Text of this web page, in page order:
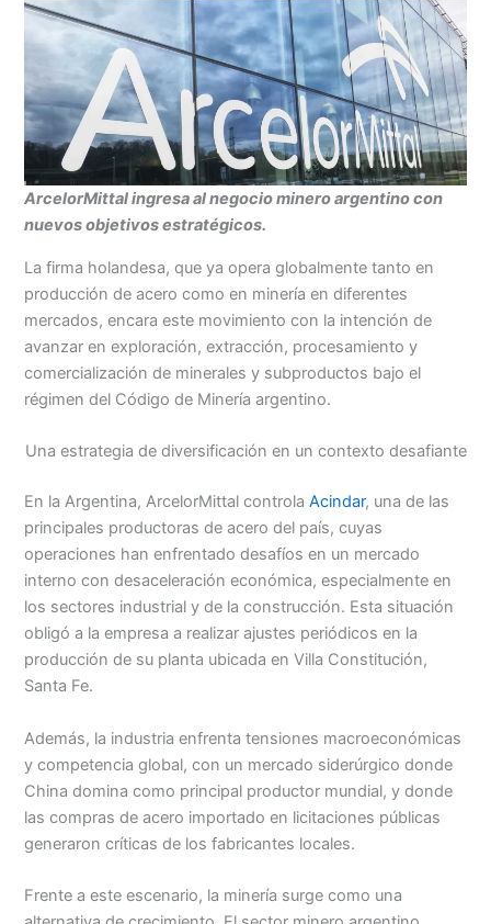
ArcelorMittal ingresa al negocio minero argentino con
nuevos objetivos estratégicos.
La firma holandesa, que ya opera globalmente tanto en
producción de acero como en minería en diferentes
mercados, encara este movimiento con la intención de
avanzar en exploración, extracción, procesamiento y
comercialización de minerales y subproductos bajo el
régimen del Código de Minería argentino.
Una estrategia de diversificación en un contexto desafiante
En la Argentina, ArcelorMittal controla Acindar, una de las
principales productoras de acero del país, cuyas
operaciones han enfrentado desafíos en un mercado
interno con desaceleración económica, especialmente en
los sectores industrial y de la construcción. Esta situación
obligó a la empresa a realizar ajustes periódicos en la
producción de su planta ubicada en Villa Constitución,
Santa Fe.
Además, la industria enfrenta tensiones macroeconómicas
y competencia global, con un mercado siderúrgico donde
China domina como principal productor mundial, y donde
las compras de acero importado en licitaciones públicas
generaron críticas de los fabricantes locales.
Frente a este escenario, la minería surge como una